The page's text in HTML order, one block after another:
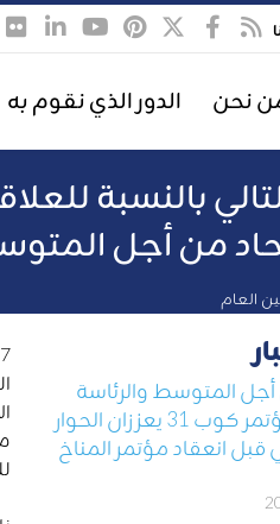
نحن الدور الذي نقوم به
بالنسبة
من أجل
العام
أجل المتوسط والرئاسة
التركية لمؤتمر كوب 31 يعززان الحوار
انعقاد مؤتمر المناخ